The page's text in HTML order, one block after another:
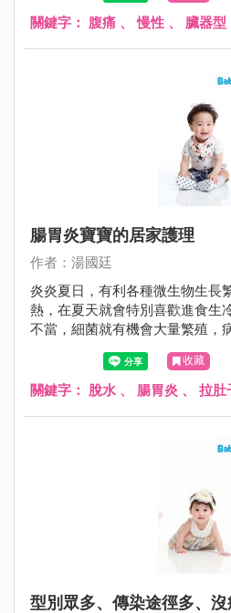
題，但許多父母又怕因為疏忽大
關鍵字： 腹痛 、慢性 、 臟器型
腸胃炎寶寶的居家護理
作者：湯國廷
炎炎夏日，有利各種微生物生長
熱，在夏天就會特別喜歡進食生
不當，細菌就有機會大量繁殖，
胃炎的症狀不外乎嘔吐與腹瀉，
前，如何避免進一步惡化，其實
收藏
關鍵字： 脫水 、 腸胃炎 、 拉肚
型別眾多、傳染途徑多、